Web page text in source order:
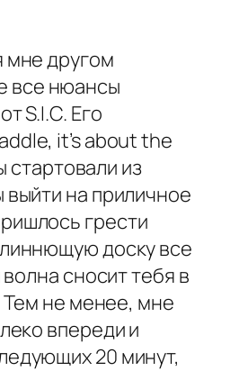
мне другом
все нюансы
S.I.C. Его
it’s about the
стартовали из
на приличное
грести
доску все
сносит тебя в
Тем не менее, мне
впереди и
20 минут,